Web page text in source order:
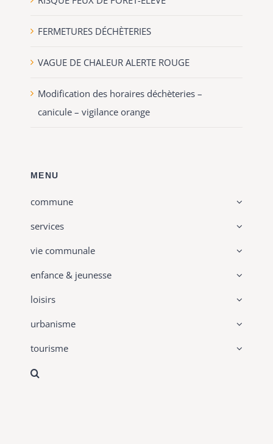
FERMETURES DÉCHÈTERIES
VAGUE DE CHALEUR ALERTE ROUGE
Modification des horaires déchèteries –
canicule – vigilance orange
MENU
commune
services
vie communale
enfance & jeunesse
loisirs
urbanisme
tourisme